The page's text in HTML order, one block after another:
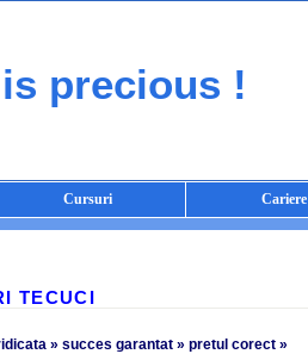
precious !
Cursuri Cariere
TECUCI
» succes garantat » pretul corect »